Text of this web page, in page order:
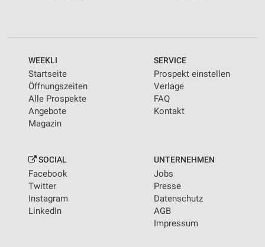
WEEKLI
Startseite
Öffnungszeiten
Alle Prospekte
Angebote
Magazin
SERVICE
Prospekt einstellen
Verlage
FAQ
Kontakt
SOCIAL
Facebook
Twitter
Instagram
LinkedIn
UNTERNEHMEN
Jobs
Presse
Datenschutz
AGB
Impressum